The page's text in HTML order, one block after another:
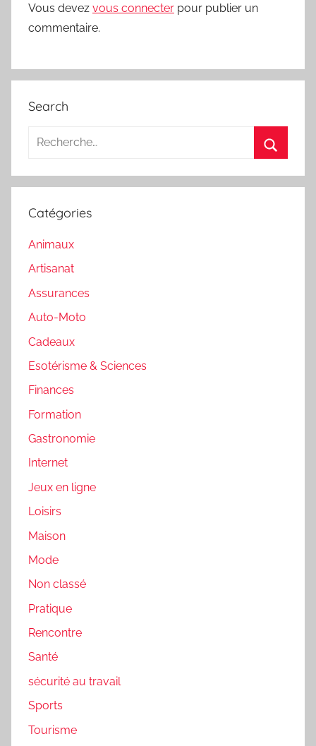
Vous devez vous connecter pour publier un
commentaire.
Search
Recherche
:
Catégories
Animaux
Artisanat
Assurances
Auto-Moto
Cadeaux
Esotérisme & Sciences
Finances
Formation
Gastronomie
Internet
Jeux en ligne
Loisirs
Maison
Mode
Non classé
Pratique
Rencontre
Santé
sécurité au travail
Sports
Tourisme